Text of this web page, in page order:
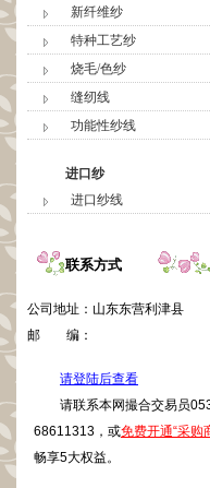
新纤维纱
特种工艺纱
烧毛/色纱
缝纫线
功能性纱线
进口纱
进口纱线
联系方式
公司地址： 山东东营利津县
邮 编：
请登陆后查看
请联系本网撮合交易员
68611313，或免费开通“采购
畅享5大权益。